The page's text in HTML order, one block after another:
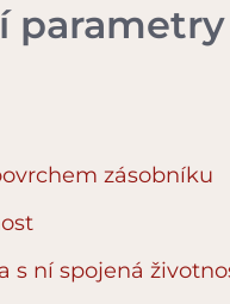
zásobníku
s ní spojená